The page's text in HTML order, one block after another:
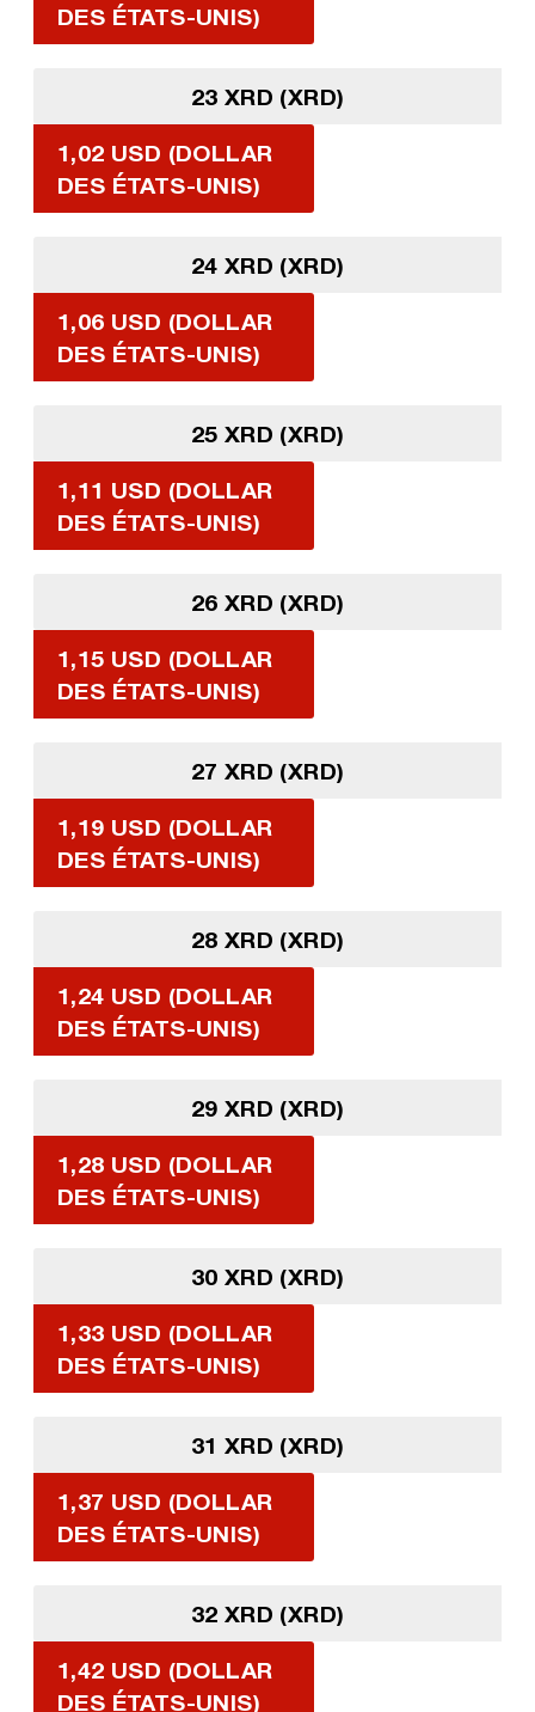
DES ÉTATS-UNIS)
23 XRD (XRD)
1,02 USD (DOLLAR
DES ÉTATS-UNIS)
24 XRD (XRD)
1,06 USD (DOLLAR
DES ÉTATS-UNIS)
25 XRD (XRD)
1,11 USD (DOLLAR
DES ÉTATS-UNIS)
26 XRD (XRD)
1,15 USD (DOLLAR
DES ÉTATS-UNIS)
27 XRD (XRD)
1,19 USD (DOLLAR
DES ÉTATS-UNIS)
28 XRD (XRD)
1,24 USD (DOLLAR
DES ÉTATS-UNIS)
29 XRD (XRD)
1,28 USD (DOLLAR
DES ÉTATS-UNIS)
30 XRD (XRD)
1,33 USD (DOLLAR
DES ÉTATS-UNIS)
31 XRD (XRD)
1,37 USD (DOLLAR
DES ÉTATS-UNIS)
32 XRD (XRD)
1,42 USD (DOLLAR
DES ÉTATS-UNIS)